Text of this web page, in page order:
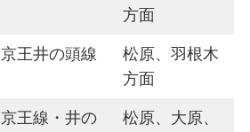
方面
京王井の頭線
松原、羽根木
方面
京王線・井の
松原、大原、